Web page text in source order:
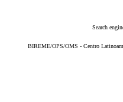
Search
BIREME/OPS/OMS - Centro